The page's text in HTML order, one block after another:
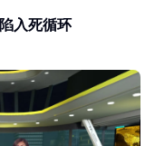
入死循环